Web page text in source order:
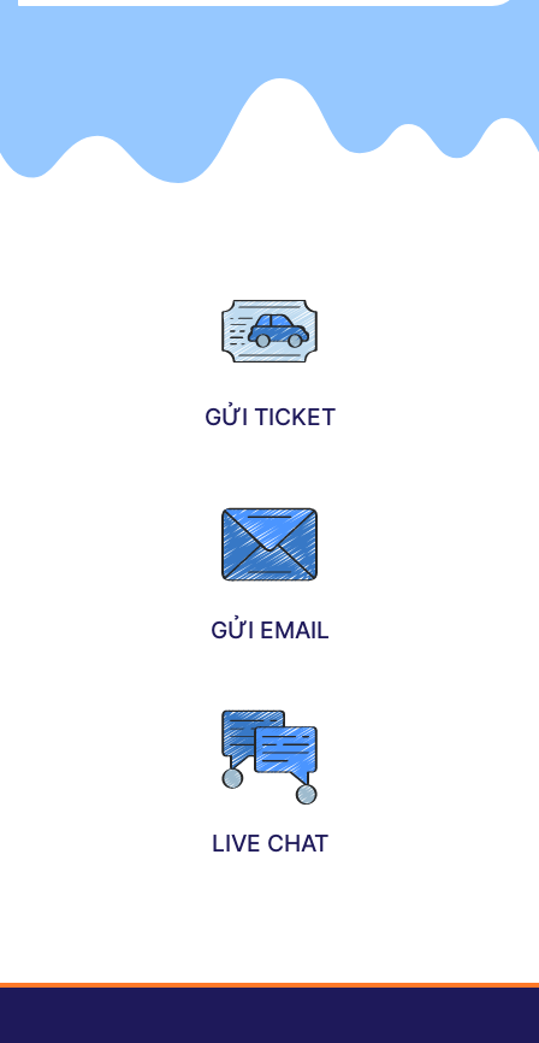
GỬI TICKET
GỬI EMAIL
LIVE CHAT